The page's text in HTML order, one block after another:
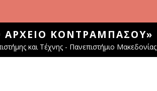
ΑΡΧΕΊΟ ΚΟΝΤΡΑΜΠΆΣΟΥ»
και Τέχνης - Πανεπιστήμιο Μακεδονίας